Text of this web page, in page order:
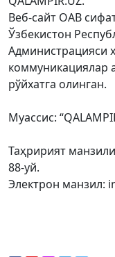
Веб-сайт ОАВ
Ўзбекистон
Администрацияси
коммуникациялар
рўйхатга олинган.
Муассис:
Таҳририят
88-уй.
Электрон манзил: